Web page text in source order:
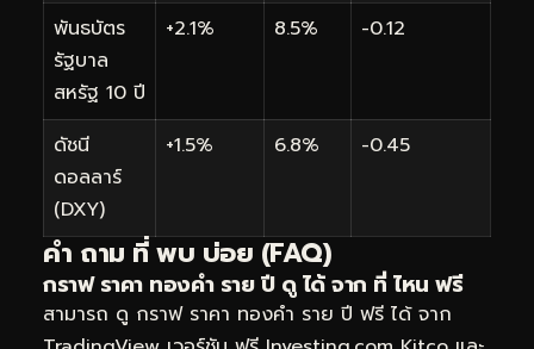
พันธบัตร
รัฐบาล
สหรัฐ 10 ปี
+2.1% 8.5% -0.12
ดัชนี
ดอลลาร์
(DXY)
+1.5% 6.8% -0.45
คำ ถาม ที่ พบ บ่อย (FAQ)
กราฟ ราคา ทองคำ ราย ปี ดู ได้ จาก ที่ ไหน ฟรี
สามารถ ดู กราฟ ราคา ทองคำ ราย ปี ฟรี ได้ จาก